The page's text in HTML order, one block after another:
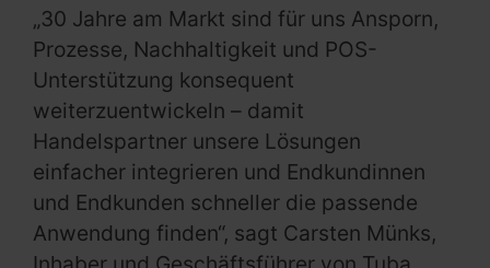
„30 Jahre am Markt sind für uns Ansporn,
Prozesse, Nachhaltigkeit und POS-
Unterstützung konsequent
weiterzuentwickeln – damit
Handelspartner unsere Lösungen
einfacher integrieren und Endkundinnen
und Endkunden schneller die passende
Anwendung finden“, sagt Carsten Münks,